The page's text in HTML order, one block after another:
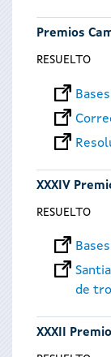
Premios
RESUELTO
XXXIV
RESUELTO
de
XXXII